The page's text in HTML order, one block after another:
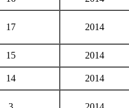
17 2014
15 2014
14 2014